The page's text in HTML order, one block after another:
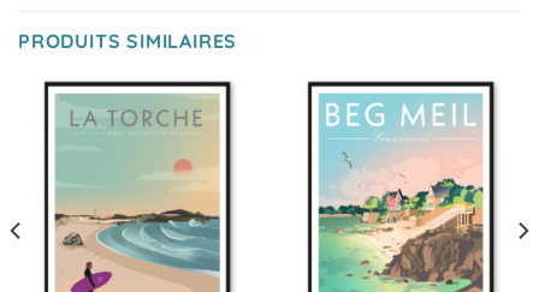
PRODUITS SIMILAIRES